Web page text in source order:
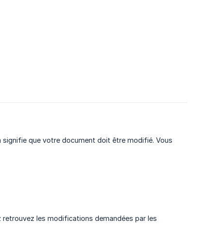
que votre document doit être modifié. Vous
les modifications demandées par les